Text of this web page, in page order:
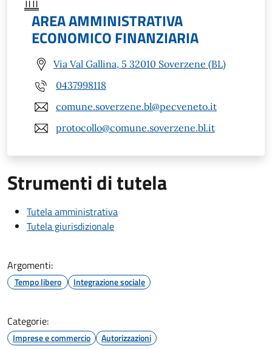
AREA AMMINISTRATIVA
ECONOMICO FINANZIARIA
Via Val Gallina, 5 32010 Soverzene (BL)
0437998118
comune.soverzene.bl@pecveneto.it
protocollo@comune.soverzene.bl.it
Strumenti di tutela
Tutela amministrativa
Tutela giurisdizionale
Argomenti:
Tempo libero Integrazione sociale
Categorie:
Imprese e commercio Autorizzazioni